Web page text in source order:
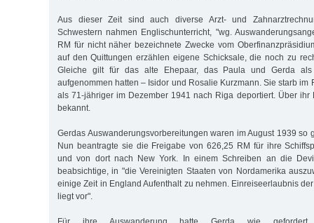
Aus dieser Zeit sind auch diverse Arzt- und
Schwestern nahmen Englischunterricht, "wg.
RM für nicht näher bezeichnete Zwecke vom
auf den Quittungen erzählen eigene Schicksale, die noch zu
Gleiche gilt für das alte Ehepaar, das Paula und Gerda
aufgenommen hatten – Isidor und Rosalie Kurzmann. Sie starb im
als 71-jähriger im Dezember 1941 nach Riga deportiert. Über ihr
bekannt.
Gerdas Auswanderungsvorbereitungen waren im August 1939 so
Nun beantragte sie die Freigabe von 626,25 RM für ihre
und von dort nach New York. In einem Schreiben an die
beabsichtige, in "die Vereinigten Staaten von Nordamerika
einige Zeit in England Aufenthalt zu nehmen. Einreiseerlaubnis
liegt vor".